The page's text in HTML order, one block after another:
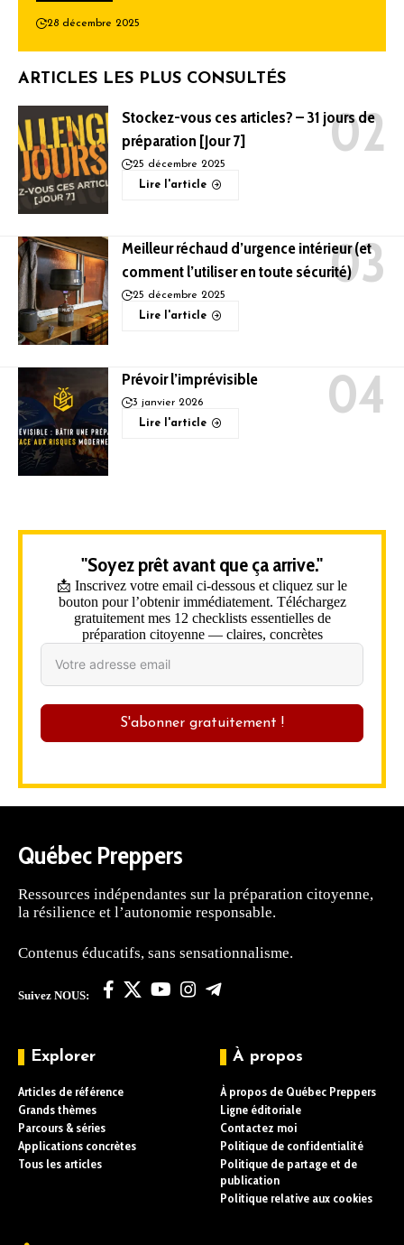
28 décembre 2025
ARTICLES LES PLUS CONSULTÉS
Stockez-vous ces articles? – 31 jours de
préparation [Jour 7]
25 décembre 2025
Lire l'article
Meilleur réchaud d’urgence intérieur (et
comment l’utiliser en toute sécurité)
25 décembre 2025
Lire l'article
Prévoir l’imprévisible
3 janvier 2026
Lire l'article
"Soyez prêt avant que ça arrive."
📩 Inscrivez votre email ci-dessous et cliquez sur le
bouton pour l’obtenir immédiatement. Téléchargez
gratuitement mes 12 checklists essentielles de
préparation citoyenne — claires, concrètes
S'abonner gratuitement !
Québec Preppers
Ressources indépendantes sur la préparation citoyenne,
la résilience et l’autonomie responsable.
Contenus éducatifs, sans sensationnalisme.
Suivez NOUS:
Explorer
Articles de référence
Grands thèmes
Parcours & séries
Applications concrètes
Tous les articles
À propos
À propos de Québec Preppers
Ligne éditoriale
Contactez moi
Politique de confidentialité
Politique de partage et de
publication
Politique relative aux cookies